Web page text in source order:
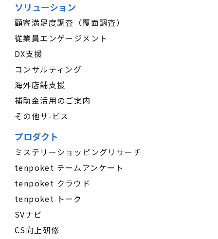
ソリューション
顧客満足度調査（覆面調査）
従業員エンゲージメント
DX支援
コンサルティング
海外店舗支援
補助金活用のご案内
その他サ-ビス
プロダクト
ミステリーショッピングリサーチ
tenpoket チームアンケート
tenpoket クラウド
tenpoket トーク
SVナビ
CS向上研修